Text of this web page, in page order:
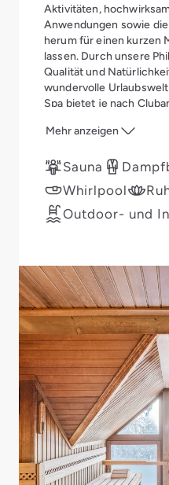
Aktivitäten,
Anwendungen sowie
herum für einen kurzen
lassen. Durch unsere
Qualität und
wundervolle
Spa bietet je nach
Mehr anzeigen
Sauna
Whirlpool
Outdoor- und